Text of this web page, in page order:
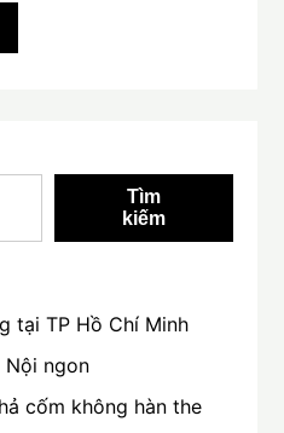
Tìm
kiếm
tại TP Hồ Chí Minh
Nội ngon
cốm không hàn the